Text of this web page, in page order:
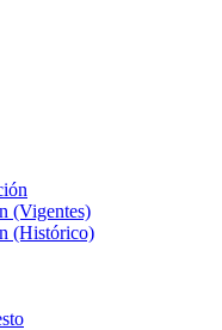
(Vigentes)
(Histórico)